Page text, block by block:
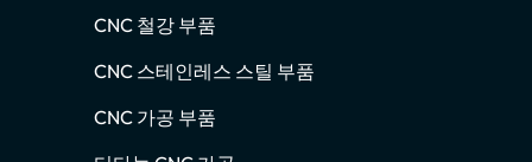
CNC 철강 부품
CNC 스테인레스 스틸 부품
CNC 가공 부품